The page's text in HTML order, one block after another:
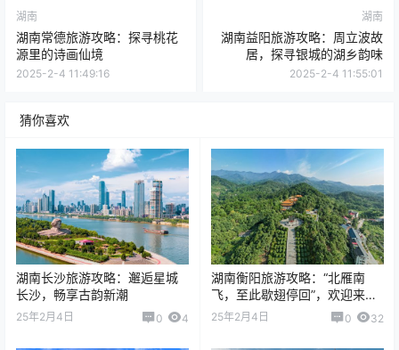
湖南
湖南常德旅游攻略：探寻桃花
源里的诗画仙境
2025-2-4 11:49:16
湖南
湖南益阳旅游攻略：周立波故
居，探寻银城的湖乡韵味
2025-2-4 11:55:01
猜你喜欢
湖南长沙旅游攻略：邂逅星城
长沙，畅享古韵新潮
25年2月4日 0 4
湖南衡阳旅游攻略：“北雁南
飞，至此歇翅停回”，欢迎来到
雁城
25年2月4日 0 32